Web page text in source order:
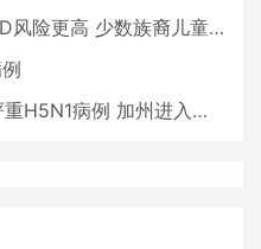
更高 少数族裔儿童存在差异
病例 加州进入紧急状态